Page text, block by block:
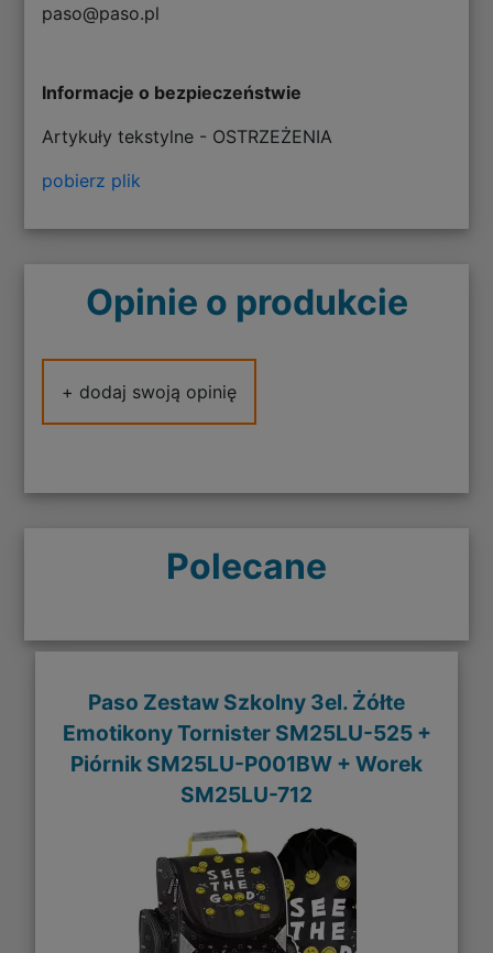
paso@paso.pl
Informacje o bezpieczeństwie
Artykuły tekstylne - OSTRZEŻENIA
pobierz plik
Opinie o produkcie
+ dodaj swoją opinię
Polecane
Paso Zestaw Szkolny 3el. Żółte
Emotikony Tornister SM25LU-525 +
Piórnik SM25LU-P001BW + Worek
SM25LU-712